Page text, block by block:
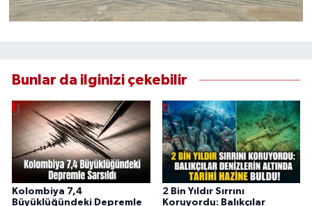
Bunlar da ilginizi çekebilir
Kolombiya 7,4
Büyüklüğündeki Depremle
2 Bin Yıldır Sırrını
Koruyordu: Balıkçılar